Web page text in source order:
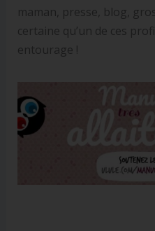
maman, presse, blog,
certaine qu’un de ces
entourage !